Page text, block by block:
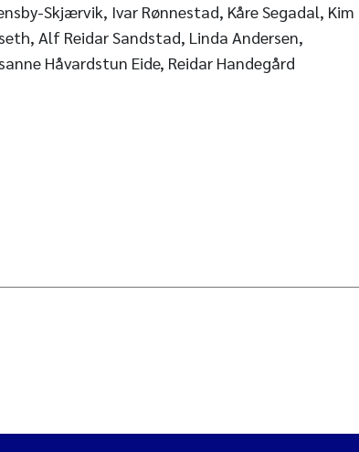
Skjærvik, Ivar Rønnestad, Kåre Segadal, Kim
Alf Reidar Sandstad, Linda Andersen,
Håvardstun Eide, Reidar Handegård